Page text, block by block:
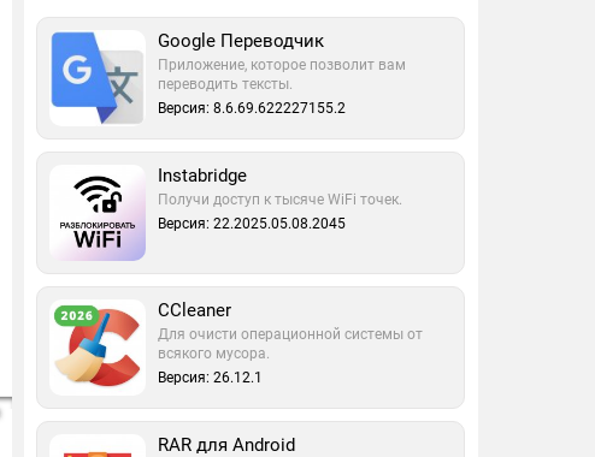
Google Переводчик
Приложение, которое позволит вам
переводить тексты.
Версия: 8.6.69.622227155.2
Instabridge
Получи доступ к тысяче WiFi точек.
Версия: 22.2025.05.08.2045
CCleaner
Для очисти операционной системы от
всякого мусора.
Версия: 26.12.1
RAR для Android